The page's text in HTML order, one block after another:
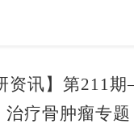
资讯】第211
治疗骨肿瘤专题